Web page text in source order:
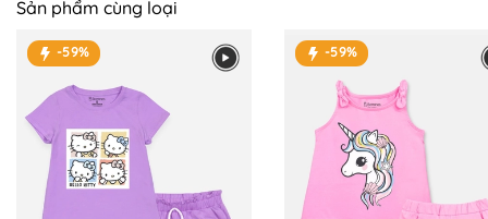
Sản phẩm cùng loại
-59% -59%